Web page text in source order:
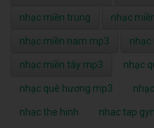
nhạc miền trung nhạc
nhạc miền nam mp3 nhạc
nhạc miền tây mp3 nhạc
nhạc quê hương mp3
nhac the hinh nhac tap